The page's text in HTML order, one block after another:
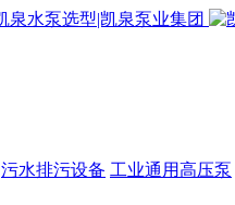
污水排污设备 工业通用高压泵